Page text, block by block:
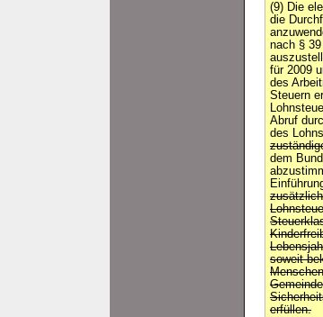
(9) Die
die
nach §
für 2009
des
Steuern
Abruf
des
dem
soweit
erfüllen.